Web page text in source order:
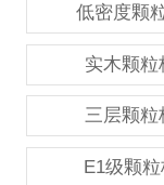
低密度颗
实木颗粒
三层颗粒
E1级颗粒